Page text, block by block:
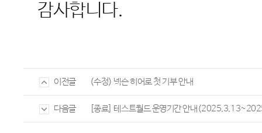
감사합니다.
이전글 (수정) 넥슨 히어로 첫 기부 안내
다음글 [종료] 테스트월드 운영기간 안내